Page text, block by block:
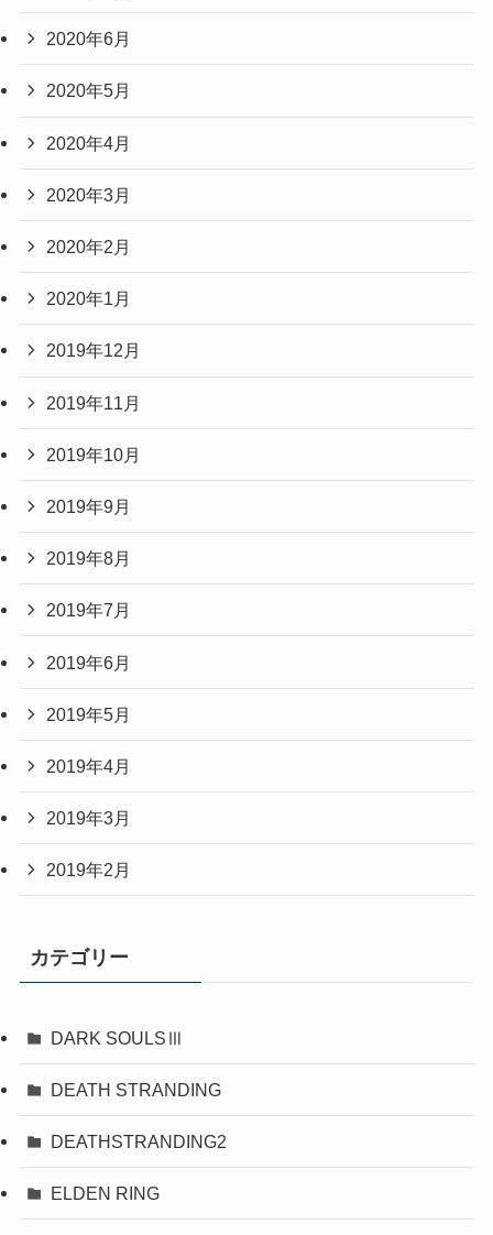
2020年6月
2020年5月
2020年4月
2020年3月
2020年2月
2020年1月
2019年12月
2019年11月
2019年10月
2019年9月
2019年8月
2019年7月
2019年6月
2019年5月
2019年4月
2019年3月
2019年2月
カテゴリー
DARK SOULSⅢ
DEATH STRANDING
DEATHSTRANDING2
ELDEN RING